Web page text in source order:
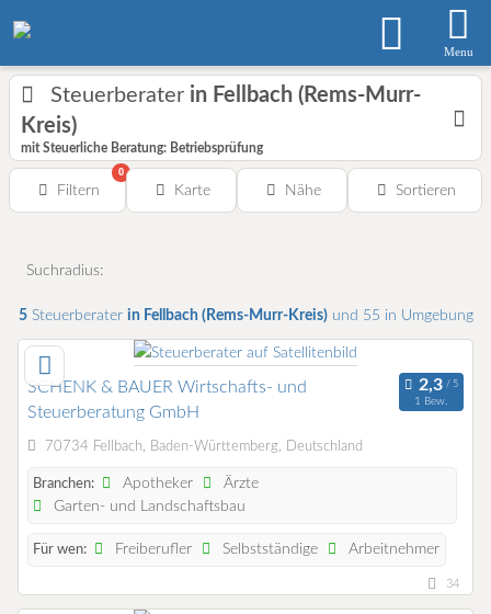
Menu
Steuerberater in Fellbach (Rems-Murr-
Kreis)
mit Steuerliche Beratung: Betriebsprüfung
Filtern
0
Karte Nähe Sortieren
Suchradius:
5Steuerberater in Fellbach (Rems-Murr-Kreis)und 55 in Umgebung
SCHENK & BAUER Wirtschafts- und
Steuerberatung GmbH
1 Bew.
70734 Fellbach, Baden-Württemberg, Deutschland
Branchen: Apotheker
Ärzte
Garten- und Landschaftsbau
Für wen: Freiberufler Selbstständige Arbeitnehmer
34